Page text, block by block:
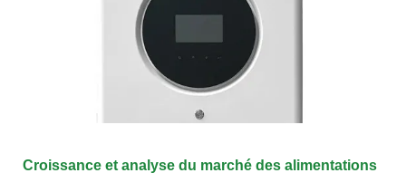
Croissance et analyse du marché des alimentations